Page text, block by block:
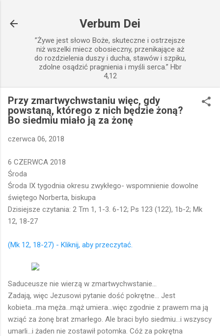
Verbum Dei
”Żywe jest słowo Boże, skuteczne i ostrzejsze
niż wszelki miecz obosieczny, przenikające aż
do rozdzielenia duszy i ducha, stawów i szpiku,
zdolne osądzić pragnienia i myśli serca.” Hbr
4,12
Przy zmartwychwstaniu więc, gdy
powstaną, którego z nich będzie żoną?
Bo siedmiu miało ją za żonę
czerwca 06, 2018
6 CZERWCA 2018
Środa
Środa IX tygodnia okresu zwykłego- wspomnienie dowolne
świętego Norberta, biskupa
Dzisiejsze czytania: 2 Tm 1, 1-3. 6-12; Ps 123 (122), 1b-2; Mk
12, 18-27
(Mk 12, 18-27) - Kliknij, aby przeczytać.
Saduceusze nie wierzą w zmartwychwstanie...
Zadają, więc Jezusowi pytanie dość pokrętne... Jest
kobieta...ma męża...mąż umiera...więc zgodnie z prawem ma ją
wziąć za żonę brat zmarłego. Ale braci było siedmiu...i wszyscy
umarli...i żaden nie zostawił potomka. Cóż za pokrętna